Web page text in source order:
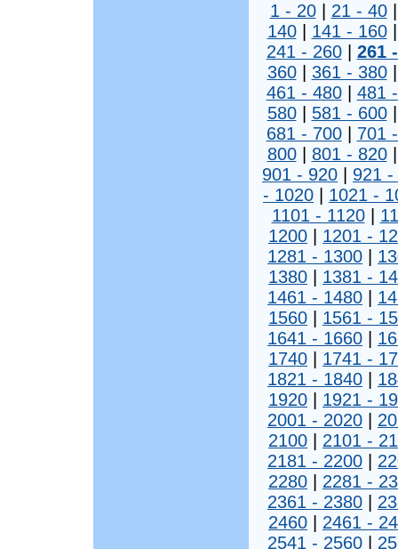
1 - 20| 21 - 40
140| 141 - 160
241 - 260| 261
360| 361 - 380
461 - 480| 481
580| 581 - 600
681 - 700| 701
800| 801 - 820
901 - 920
921 -
- 1020
1021 -
1101 - 1120|
1200
1201 -
1281 - 1300
1380
1381 -
1461 - 1480
1560
1561 -
1641 - 1660
1740
1741 -
1821 - 1840
1920
1921 -
2001 - 2020
2100
2101 -
2181 - 2200
2280
2281 -
2361 - 2380
2460
2461 -
2541 - 2560